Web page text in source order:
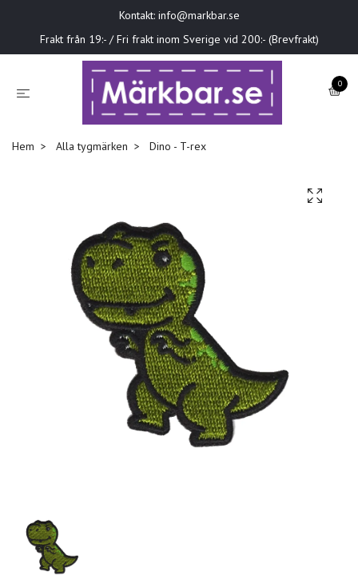
Kontakt: info@markbar.se
Frakt från 19:- / Fri frakt inom Sverige vid 200:- (Brevfrakt)
0
Hem Alla tygmärken Dino - T-rex